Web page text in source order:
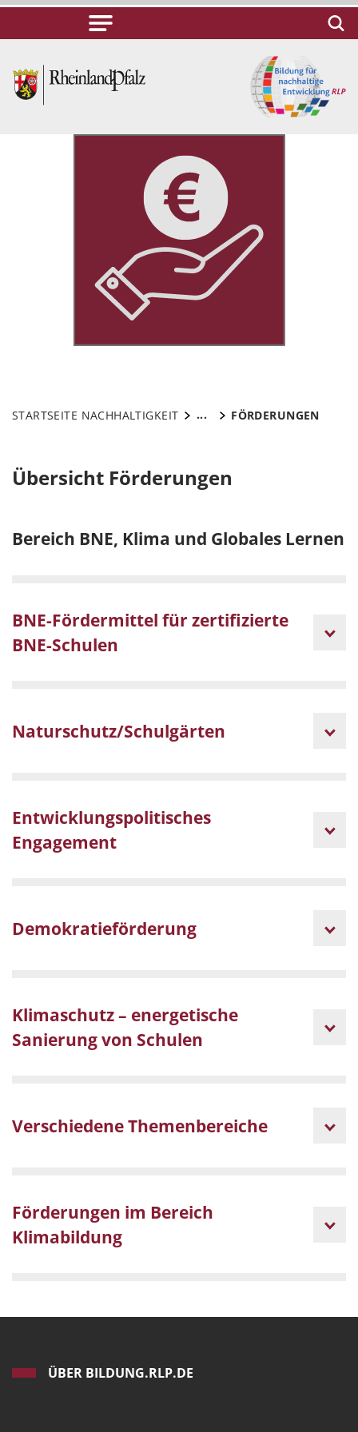
STARTSEITE NACHHALTIGKEIT ... FÖRDERUNGEN
Übersicht Förderungen
Bereich BNE, Klima und Globales Lernen
BNE-Fördermittel für zertifizierte
BNE-Schulen
Naturschutz/Schulgärten
Entwicklungspolitisches
Engagement
Demokratieförderung
Klimaschutz – energetische
Sanierung von Schulen
Verschiedene Themenbereiche
Förderungen im Bereich
Klimabildung
ÜBER BILDUNG.RLP.DE